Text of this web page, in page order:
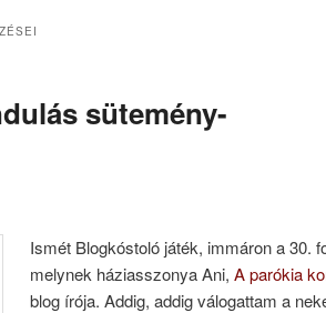
sütemény-
Ismét Blogkóstoló játék, immáron a 30.
melynek háziasszonya Ani, A parókia
blog írója. Addig, addig válogattam a